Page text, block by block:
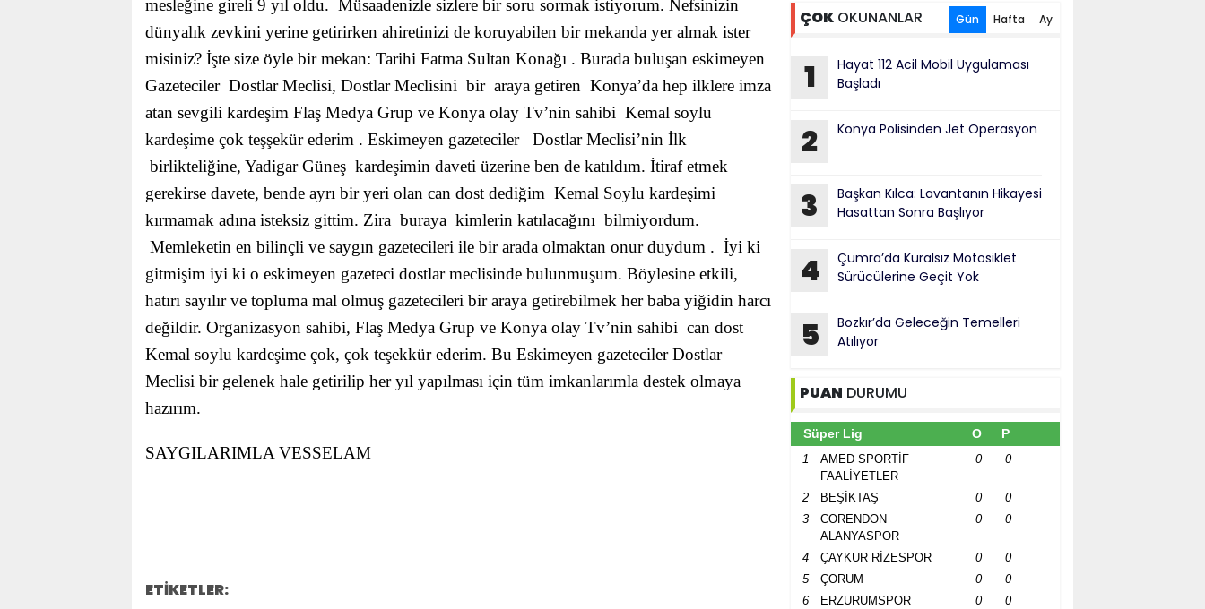
mesleğine gireli 9 yıl oldu. Müsaadenizle sizlere bir soru sormak istiyorum. Nefsinizin
dünyalık zevkini yerine getirirken ahiretinizi de koruyabilen bir mekanda yer almak ister
misiniz? İşte size öyle bir mekan: Tarihi Fatma Sultan Konağı . Burada buluşan eskimeyen
Gazeteciler Dostlar Meclisi, Dostlar Meclisini bir araya getiren Konya’da hep ilklere imza
atan sevgili kardeşim Flaş Medya Grup ve Konya olay Tv’nin sahibi Kemal soylu
kardeşime çok teşşekür ederim . Eskimeyen gazeteciler Dostlar Meclisi’nin İlk
birlikteliğine, Yadigar Güneş kardeşimin daveti üzerine ben de katıldım. İtiraf etmek
gerekirse davete, bende ayrı bir yeri olan can dost dediğim Kemal Soylu kardeşimi
kırmamak adına isteksiz gittim. Zira buraya kimlerin katılacağını bilmiyordum.
Memleketin en bilinçli ve saygın gazetecileri ile bir arada olmaktan onur duydum . İyi ki
gitmişim iyi ki o eskimeyen gazeteci dostlar meclisinde bulunmuşum. Böylesine etkili,
hatırı sayılır ve topluma mal olmuş gazetecileri bir araya getirebilmek her baba yiğidin harcı
değildir. Organizasyon sahibi, Flaş Medya Grup ve Konya olay Tv’nin sahibi can dost
Kemal soylu kardeşime çok, çok teşekkür ederim. Bu Eskimeyen gazeteciler Dostlar
Meclisi bir gelenek hale getirilip her yıl yapılması için tüm imkanlarımla destek olmaya
hazırım.
SAYGILARIMLA VESSELAM
ETİKETLER:
ÇOK OKUNANLAR Gün Hafta Ay
1
Hayat 112 Acil Mobil Uygulaması
Başladı
2 Konya Polisinden Jet Operasyon
3
Başkan Kılca: Lavantanın Hikayesi
Hasattan Sonra Başlıyor
4
Çumra’da Kuralsız Motosiklet
Sürücülerine Geçit Yok
5
Bozkır’da Geleceğin Temelleri
Atılıyor
PUAN DURUMU
Süper Lig O P
1
AMED SPORTİF
FAALİYETLER
0 0
2 BEŞİKTAŞ 0
0
3
CORENDON
ALANYASPOR
0 0
4 ÇAYKUR RİZESPOR 0
0
5
ÇORUM 0
0
6
ERZURUMSPOR 0
0